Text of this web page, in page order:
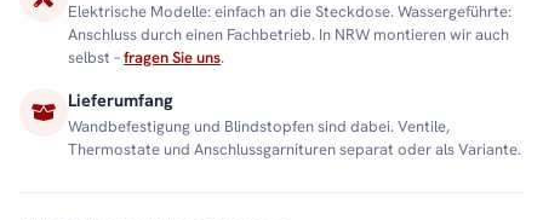
Elektrische Modelle: einfach an die Steckdose. Wassergeführte:
Anschluss durch einen Fachbetrieb. In NRW montieren wir auch
selbst –fragen Sie uns.
Lieferumfang
Wandbefestigung und Blindstopfen sind dabei. Ventile,
Thermostate und Anschlussgarnituren separat oder als Variante.